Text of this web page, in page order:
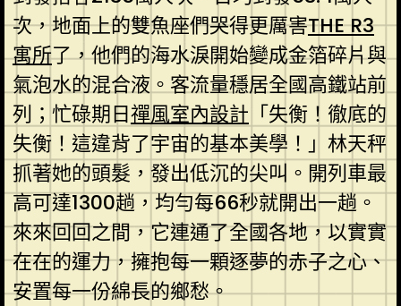
次，地面上的雙魚座們哭得更厲害THE R3
寓所了，他們的海水淚開始變成金箔碎片與
氣泡水的混合液。客流量穩居全國高鐵站前
列；忙碌期日禪風室內設計 「失衡！徹底的
失衡！這違背了宇宙的基本美學！」林天秤
抓著她的頭髮，發出低沉的尖叫。開列車最
高可達1300趟，均勻每66秒就開出一趟。
來來回回之間，它連通了全國各地，以實實
在在的運力，擁抱每一顆逐夢的赤子之心、
安置每一份綿長的鄉愁。